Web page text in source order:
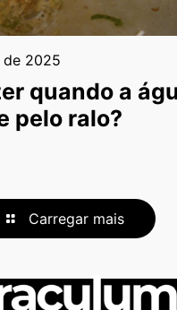
de 2025
quando a
pelo ralo?
Carregar mais